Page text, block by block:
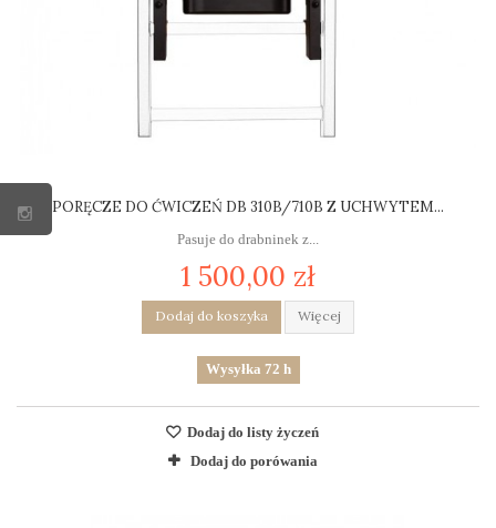
PORĘCZE DO ĆWICZEŃ DB 310B/710B Z UCHWYTEM...
Pasuje do drabninek z...
1 500,00 zł
Dodaj do koszyka Więcej
Wysyłka 72 h
Dodaj do listy życzeń
Dodaj do porówania